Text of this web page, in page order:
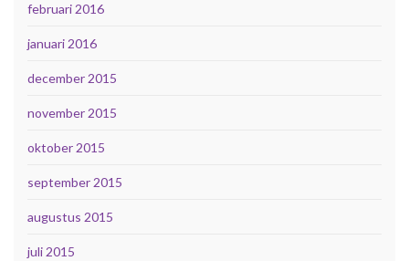
februari 2016
januari 2016
december 2015
november 2015
oktober 2015
september 2015
augustus 2015
juli 2015